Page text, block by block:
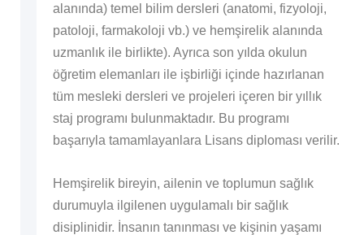
alanında) temel bilim dersleri (anatomi, fizyoloji,
patoloji, farmakoloji vb.) ve hemşirelik alanında
uzmanlık ile birlikte). Ayrıca son yılda okulun
öğretim elemanları ile işbirliği içinde hazırlanan
tüm mesleki dersleri ve projeleri içeren bir yıllık
staj programı bulunmaktadır. Bu programı
başarıyla tamamlayanlara Lisans diploması verilir.
Hemşirelik bireyin, ailenin ve toplumun sağlık
durumuyla ilgilenen uygulamalı bir sağlık
disiplinidir. İnsanın tanınması ve kişinin yaşamı